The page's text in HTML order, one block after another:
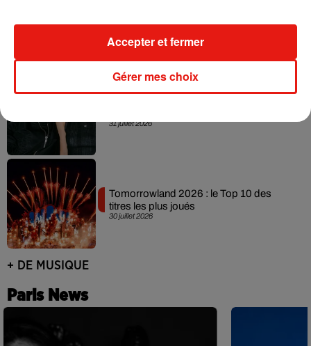
31 juillet 2026
30 juillet 2026
Tomorrowland 2026 : le Top 10 des
titres les plus joués
+ DE MUSIQUE
Paris News
Gérer mes choix
Accepter et fermer